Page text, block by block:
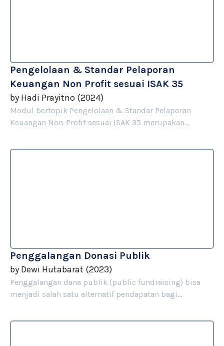
Pengelolaan & Standar Pelaporan
Keuangan Non Profit sesuai ISAK 35
by Hadi Prayitno (2024)
Modul bertopik Pengelolaan & Standar Pelaporan
Keuangan Non-Profit sesuai ISAK 35 merupakan...
Penggalangan Donasi Publik
by Dewi Hutabarat (2023)
Penggalangan dana publik (public fundraising) bisa
menjadi salah satu alternatif pendapatan bagi...